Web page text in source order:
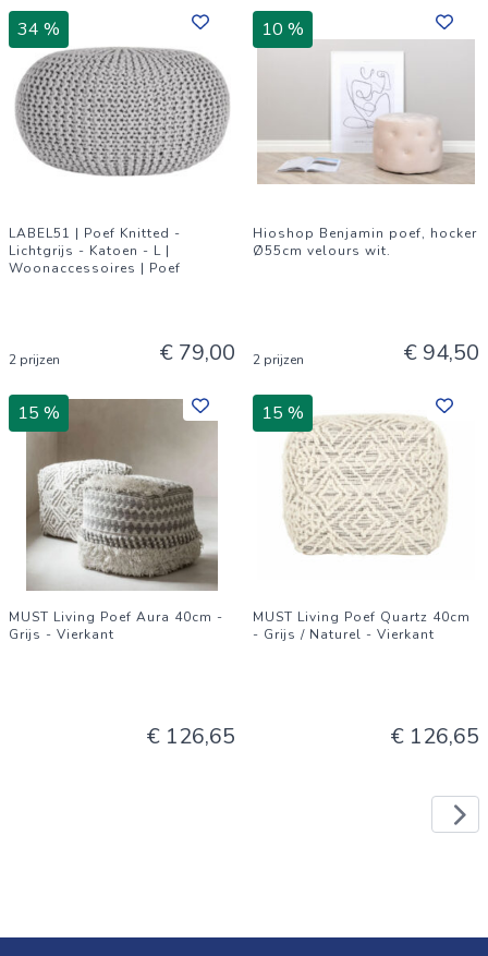
34 %
LABEL51 | Poef Knitted -
Lichtgrijs - Katoen - L |
Woonaccessoires | Poef
2 prijzen € 79,00
10 %
Hioshop Benjamin poef, hocker
Ø55cm velours wit.
2 prijzen € 94,50
15 %
MUST Living Poef Aura 40cm -
Grijs - Vierkant
€ 126,65
15 %
MUST Living Poef Quartz 40cm
- Grijs / Naturel - Vierkant
€ 126,65